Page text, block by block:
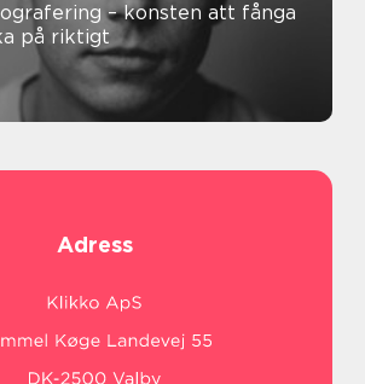
– konsten att fånga
på riktigt
Adress